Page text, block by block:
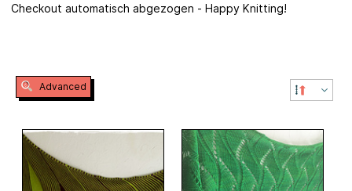
Checkout automatisch abgezogen - Happy Knitting!
Advanced